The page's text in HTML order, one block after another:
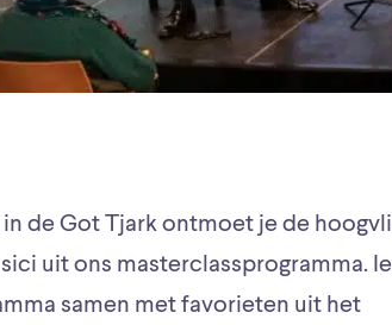
de Got Tjark ontmoet je de
uit ons masterclassprogramma.
samen met favorieten uit het